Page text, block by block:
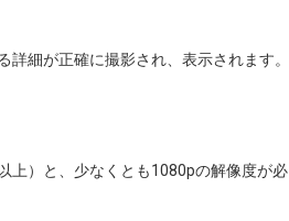
細が正確に撮影され、表示されます。
上）と、少なくとも1080pの解像度が必